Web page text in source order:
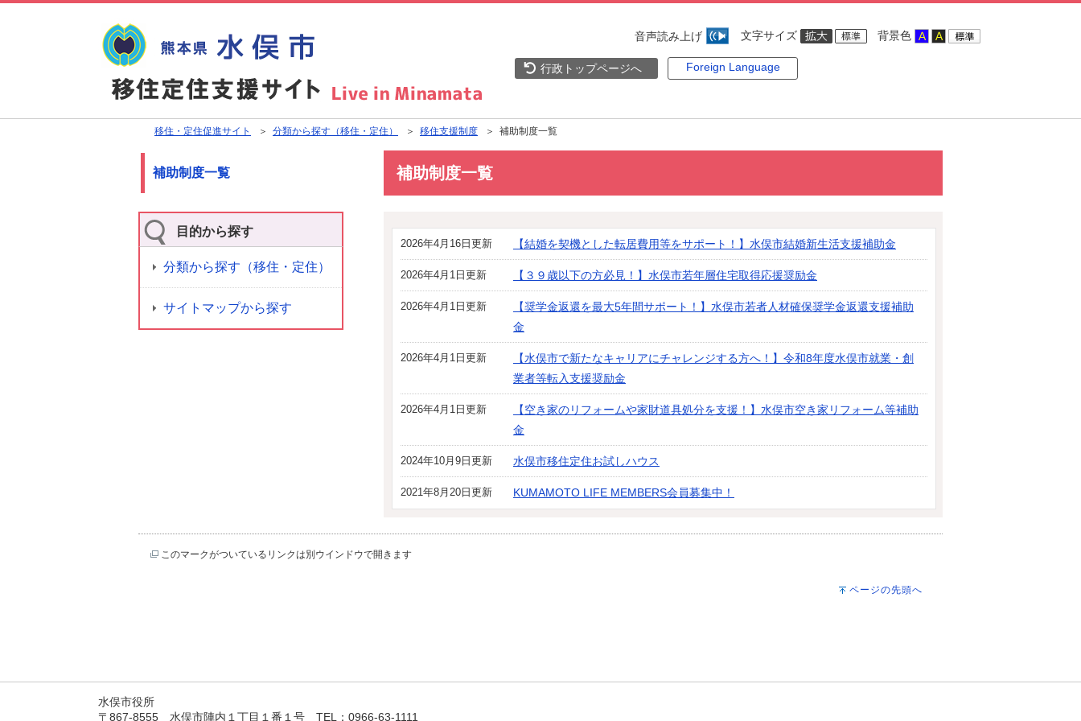
音声読み上げ 文字サイズ 背景色
行政トップページへ Foreign Language
移住・定住促進サイト ＞ 分類から探す（移住・定住） ＞ 移住支援制度 ＞ 補助制度一覧
補助制度一覧
2026年4月16日更新 【結婚を契機とした転居費用等をサポート！】水俣市結婚新生活支援補助金
2026年4月1日更新 【３９歳以下の方必見！】水俣市若年層住宅取得応援奨励金
2026年4月1日更新
【奨学金返還を最大5年間サポート！】水俣市若者人材確保奨学金返還支援補助
金
2026年4月1日更新
【水俣市で新たなキャリアにチャレンジする方へ！】令和8年度水俣市就業・創
業者等転入支援奨励金
2026年4月1日更新
【空き家のリフォームや家財道具処分を支援！】水俣市空き家リフォーム等補助
金
2024年10月9日更新 水俣市移住定住お試しハウス
2021年8月20日更新 KUMAMOTO LIFE MEMBERS会員募集中！
補助制度一覧
目的から探す
分類から探す（移住・定住）
サイトマップから探す
このマークがついているリンクは別ウインドウで開きます
ページの先頭へ
水俣市役所
〒867-8555 水俣市陣内１丁目１番１号 TEL：0966-63-1111